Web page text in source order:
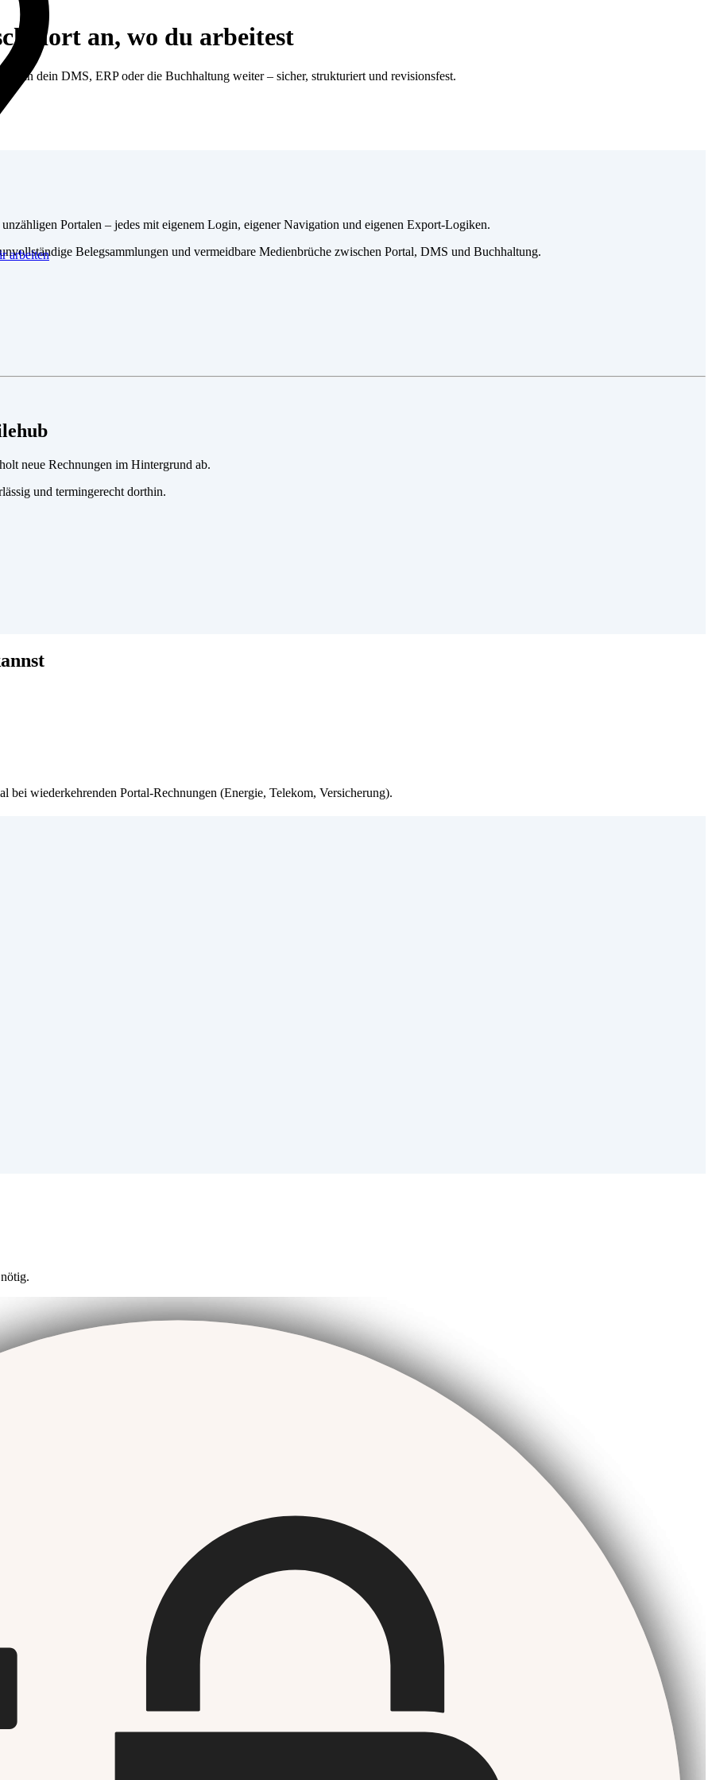
arbeiten
dort an, wo du arbeitest
in dein DMS, ERP oder die Buchhaltung weiter – sicher, strukturiert und revisionsfest.
Portalen – jedes mit eigenem Login, eigener Navigation und eigenen Export-Logiken.
Belegsammlungen und vermeidbare Medienbrüche zwischen Portal, DMS und Buchhaltung.
neue Rechnungen im Hintergrund ab.
und termingerecht dorthin.
wiederkehrenden Portal-Rechnungen (Energie, Telekom, Versicherung).